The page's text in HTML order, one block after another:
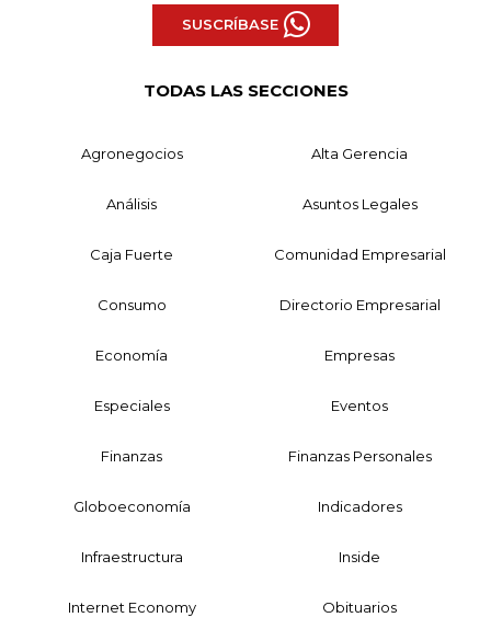
SUSCRÍBASE
TODAS LAS SECCIONES
Agronegocios Alta Gerencia
Análisis Asuntos Legales
Caja Fuerte Comunidad Empresarial
Consumo Directorio Empresarial
Economía Empresas
Especiales Eventos
Finanzas Finanzas Personales
Globoeconomía Indicadores
Infraestructura Inside
Internet Economy Obituarios